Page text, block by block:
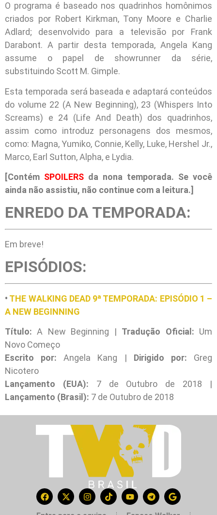
O programa é baseado nos quadrinhos homônimos
criados por Robert Kirkman, Tony Moore e Charlie
Adlard; desenvolvido para a televisão por Frank
Darabont. A partir desta temporada, Angela Kang
assume o papel de showrunner da série,
substituindo Scott M. Gimple.
Esta temporada será baseada e adaptará conteúdos
do volume 22 (A New Beginning), 23 (Whispers Into
Screams) e 24 (Life And Death) dos quadrinhos,
assim como introduz personagens dos mesmos,
como: Magna, Yumiko, Connie, Kelly, Luke, Hershel Jr.,
Marco, Earl Sutton, Alpha, e Lydia.
[Contém SPOILERS da nona temporada. Se você
ainda não assistiu, não continue com a leitura.]
ENREDO DA TEMPORADA:
Em breve!
EPISÓDIOS:
• THE WALKING DEAD 9ª TEMPORADA: EPISÓDIO 1 –
A NEW BEGINNING
Título: A New Beginning | Tradução Oficial: Um
Novo Começo
Escrito por: Angela Kang | Dirigido por: Greg
Nicotero
Lançamento (EUA): 7 de Outubro de 2018 |
Lançamento (Brasil): 7 de Outubro de 2018